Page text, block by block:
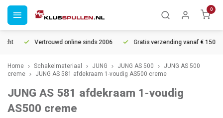
0
Vertrouwd online sinds 2006 Gratis verzending vanaf € 150
Home Schakelmateriaal JUNG JUNG AS 500
JUNG AS 500
creme
JUNG AS 581 afdekraam 1-voudig AS500 creme
JUNG AS 581 afdekraam 1-voudig
AS500 creme